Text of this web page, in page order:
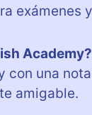
exámenes
Academy?
con una
amigable.